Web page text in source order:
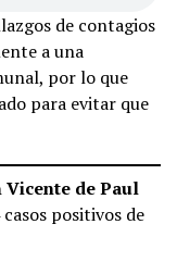
de contagios
a una
por lo que
para evitar que
Vicente de Paul
positivos de